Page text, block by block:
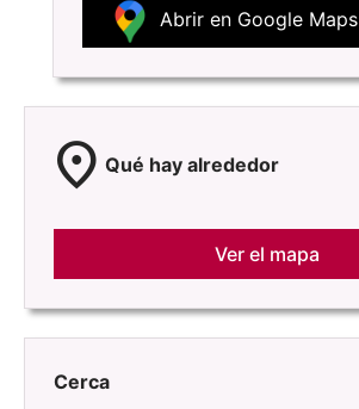
Abrir en Google Maps
location_on Qué hay alrededor
Ver el mapa
Cerca